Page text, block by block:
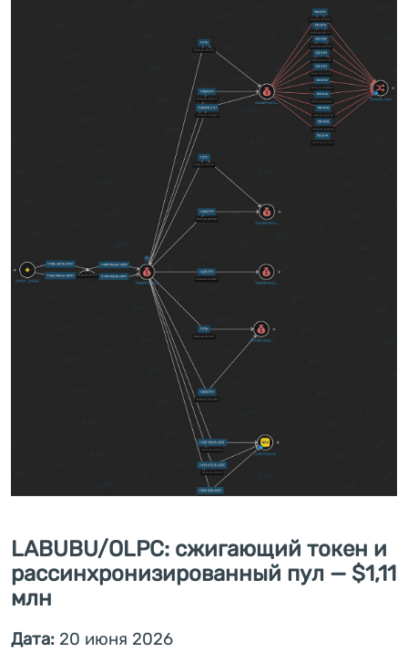
LABUBU/OLPC: сжигающий токен и
рассинхронизированный пул — $1,11
млн
Дата: 20 июня 2026